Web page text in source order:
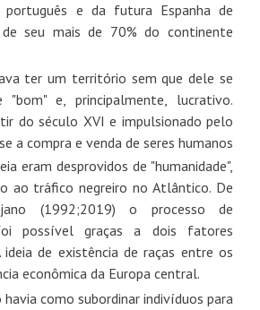
português e da futura Espanha de
seu mais de 70% do continente
ter um território sem que dele se
e, principalmente, lucrativo.
do século XVI e impulsionado pelo
a compra e venda de seres humanos
eram desprovidos de "humanidade",
ao tráfico negreiro no Atlântico. De
(1992;2019) o processo de
possível graças a dois fatores
ideia de existência de raças entre os
econômica da Europa central.
havia como subordinar indivíduos para